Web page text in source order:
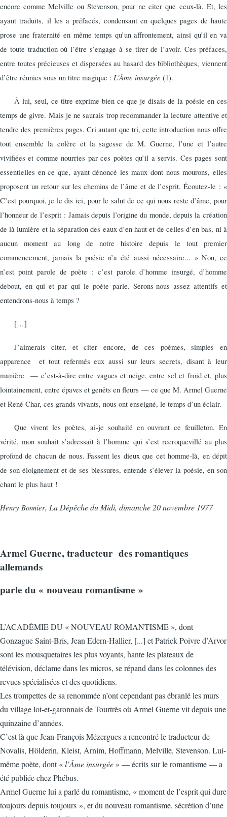
encore comme Melville ou Stevenson, pour ne citer que ceux-là. Et, les
ayant traduits, il les a préfacés, condensant en quelques pages de haute
prose une fraternité en même temps qu’un affrontement, ainsi qu’il en va
de toute traduction où l’être s’engage à se tirer de l’avoir. Ces préfaces,
entre toutes précieuses et dispersées au hasard des bibliothèques, viennent
d’être réunies sous un titre magique : L'Âme insurgée (1).
À lui, seul, ce titre exprime bien ce que je disais de la poésie en ces
temps de givre. Mais je ne saurais trop recommander la lecture attentive et
tendre des premières pages. Cri autant que tri, cette introduction nous offre
tout ensemble la colère et la sagesse de M. Guerne, l’une et l’autre
vivifiées et comme nourries par ces poètes qu’il a servis. Ces pages sont
essentielles en ce que, ayant dénoncé les maux dont nous mourons, elles
proposent un retour sur les chemins de l’âme et de l’esprit. Écoutez-le : «
C’est pourquoi, je le dis ici, pour le salut de ce qui nous reste d’âme, pour
l’honneur de l’esprit : Jamais depuis l’origine du monde, depuis la création
de là lumière et la séparation des eaux d’en haut et de celles d’en bas, ni à
aucun moment au long de notre histoire depuis le tout premier
commencement, jamais la poésie n’a été aussi nécessaire... » Non, ce
n’est point parole de poète : c’est parole d’homme insurgé, d’homme
debout, en qui et par qui le poète parle. Serons-nous assez attentifs et
entendrons-nous à temps ?
[…]
J’aimerais citer, et citer encore, de ces poèmes, simples en
apparence
et tout refermés eux aussi sur leurs secrets, disant à leur
manière
— c’est-à-dire entre vagues et neige, entre sel et froid et, plus
lointainement, entre épaves et genêts en fleurs — ce que M. Armel Guerne
et René Char, ces grands vivants, nous ont enseigné, le temps d’un éclair.
Que vivent les poètes, ai-je souhaité en ouvrant ce feuilleton. En
vérité, mon souhait s’adressait à l’homme qui s’est recroquevillé au plus
profond de chacun de nous. Fassent les dieux que cet homme-là, en dépit
de son éloignement et de ses blessures, entende s’élever la poésie, en son
chant le plus haut !
Henry Bonnier, La Dépêche du Midi, dimanche 20 novembre 1977
Armel Guerne, traducteur des romantiques
allemands
parle du « nouveau romantisme »
L’ACADÉMIE DU « NOUVEAU ROMANTISME », dont
Gonzague Saint-Bris, Jean Edern-Hallier, [...] et Patrick Poivre d’Arvor
sont les mousquetaires les plus voyants, hante les plateaux de
télévision, déclame dans les micros, se répand dans les colonnes des
revues spécialisées et des quotidiens.
Les trompettes de sa renommée n’ont cependant pas ébranlé les murs
du village lot-et-garonnais de Tourtrès où Armel Guerne vit depuis une
quinzaine d’années.
C’est là que Jean-François Mézergues a rencontré le traducteur de
Novalis, Hölderin, Kleist, Arnim, Hoffmann, Melville, Stevenson. Lui-
même poète, dont «l’Âme insurgée » — écrits sur le romantisme — a
été publiée chez Phébus.
Armel Guerne lui a parlé du romantisme, « moment de l’esprit qui dure
toujours depuis toujours », et du nouveau romantisme, sécrétion d’une